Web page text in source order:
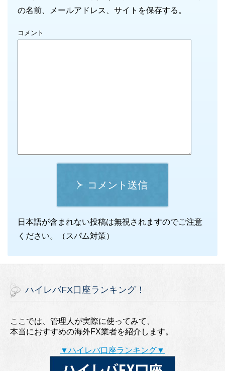
の名前、メールアドレス、サイトを保存する。
コメント
コメント送信
日本語が含まれない投稿は無視されますのでご注意
ください。（スパム対策）
ハイレバFX口座ランキング！
ここでは、管理人が実際に使ってみて、
本当におすすめの海外FX業者を紹介します。
▼ハイレバ口座ランキング▼